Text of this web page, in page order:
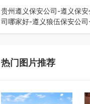
声”校园管弦乐（合唱）艺
贵州遵义保安公司-遵义保
司哪家好-遵义狼伍保安公
热门图片推荐